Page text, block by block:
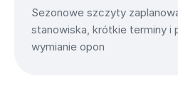
Sezonowe szczyty
stanowiska, krótkie terminy i
wymianie opon